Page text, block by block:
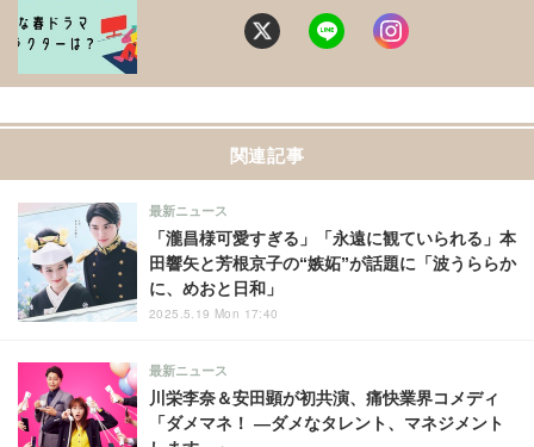
関連記事
「瀧昌様可愛すぎる」「永遠に観ていられる」本
田響矢と芳根京子の“嫉妬”が話題に「波うららか
に、めおと日和」
最新ニュース
2025.5.19 Mon 17:40
川栄李奈＆安田顕が初共演、痛快業界コメディ
「ダメマネ！ ―ダメなタレント、マネジメント
最新ニュース